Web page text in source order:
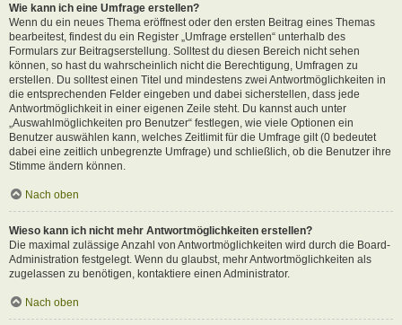
Wie kann ich eine Umfrage erstellen?
Wenn du ein neues Thema eröffnest oder den ersten Beitrag eines Themas
bearbeitest, findest du ein Register „Umfrage erstellen“ unterhalb des
Formulars zur Beitragserstellung. Solltest du diesen Bereich nicht sehen
können, so hast du wahrscheinlich nicht die Berechtigung, Umfragen zu
erstellen. Du solltest einen Titel und mindestens zwei Antwortmöglichkeiten in
die entsprechenden Felder eingeben und dabei sicherstellen, dass jede
Antwortmöglichkeit in einer eigenen Zeile steht. Du kannst auch unter
„Auswahlmöglichkeiten pro Benutzer“ festlegen, wie viele Optionen ein
Benutzer auswählen kann, welches Zeitlimit für die Umfrage gilt (0 bedeutet
dabei eine zeitlich unbegrenzte Umfrage) und schließlich, ob die Benutzer ihre
Stimme ändern können.
Nach oben
Wieso kann ich nicht mehr Antwortmöglichkeiten erstellen?
Die maximal zulässige Anzahl von Antwortmöglichkeiten wird durch die Board-
Administration festgelegt. Wenn du glaubst, mehr Antwortmöglichkeiten als
zugelassen zu benötigen, kontaktiere einen Administrator.
Nach oben